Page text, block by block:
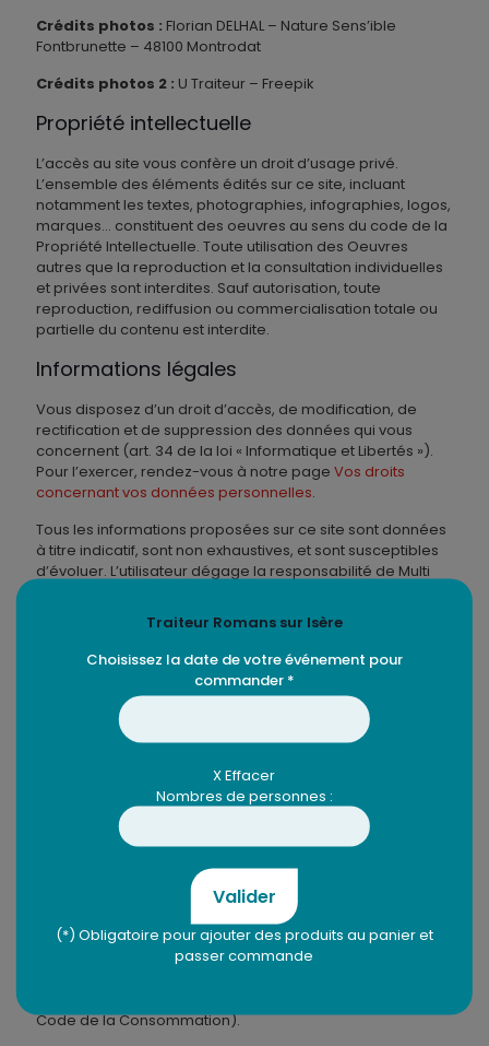
Crédits photos : Florian DELHAL – Nature Sens’ible
Fontbrunette – 48100 Montrodat
Crédits photos 2 : U Traiteur – Freepik
Propriété intellectuelle
L’accès au site vous confère un droit d’usage privé.
L’ensemble des éléments édités sur ce site, incluant
notamment les textes, photographies, infographies, logos,
marques… constituent des oeuvres au sens du code de la
Propriété Intellectuelle. Toute utilisation des Oeuvres
autres que la reproduction et la consultation individuelles
et privées sont interdites. Sauf autorisation, toute
reproduction, rediffusion ou commercialisation totale ou
partielle du contenu est interdite.
Informations légales
Vous disposez d’un droit d’accès, de modification, de
rectification et de suppression des données qui vous
concernent (art. 34 de la loi « Informatique et Libertés »).
Pour l’exercer, rendez-vous à notre page Vos droits
concernant vos données personnelles.
Tous les informations proposées sur ce site sont données
à titre indicatif, sont non exhaustives, et sont susceptibles
d’évoluer. L’utilisateur dégage la responsabilité de Multi
directement ou indirectement, du fait des services
proposés. Seule la responsabilité de l’utilisateur est
engagée par l’utilisation du service proposé et celui-ci
dégage expressément le site de toute responsabilité vis à
Commission de conciliation
Règlement amiable des litiges entre le professionnel et le
consommateur conformément aux articles L611-1 à L 641-1
et R 612-1 à R 616-2 du Code de la consommation : En cas
de litiges non résolu entre le Professionnel et le
médiateur de la consommation. Si les conditions sont
réunies, une médiation de la consommation se déroulera
selon les textes et le processus en vigueur.
La médiation de la consommation est un règlement
Code de la Consommation).
Traiteur Romans sur Isère
Choisissez la date de votre événement pour
commander *
X Effacer
Nombres de personnes :
Valider
(*) Obligatoire pour ajouter des produits au panier et
passer commande